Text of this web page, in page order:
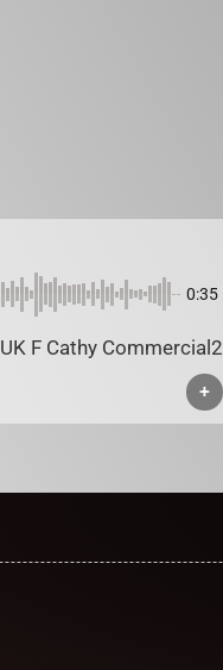
0:35
UK F Cathy Commercial2
+